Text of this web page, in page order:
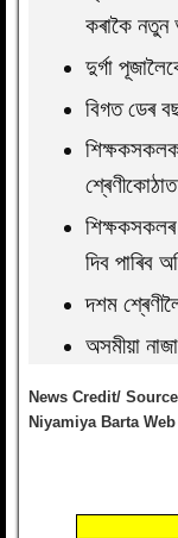
কৰাকৈ নতুন
দুৰ্গা
বিগত ডেৰ
শিক্ষকসকলৰ
দিব পাৰিব
দশম
অসমীয়া
News Credit/
Niyamiya Barta